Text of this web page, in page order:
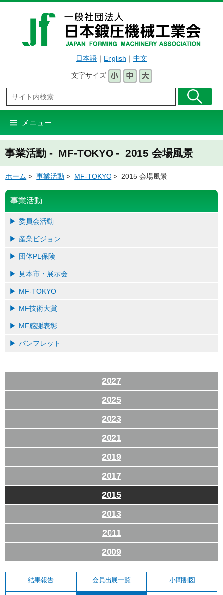
ス
日本語 ｜ English ｜ 中文
文字サイズ
メニュー
事業活動 - MF-TOKYO - 2015 会場風景
ホーム >事業活動 > MF-TOKYO > 2015 会場風景
事業活動
委員会活動
産業ビジョン
団体PL保険
見本市・展示会
MF-TOKYO
MF技術大賞
MF感謝表彰
パンフレット
2027
2025
2023
2021
2019
2017
2015
2013
2011
2009
結果報告 会員出展一覧 小間割図